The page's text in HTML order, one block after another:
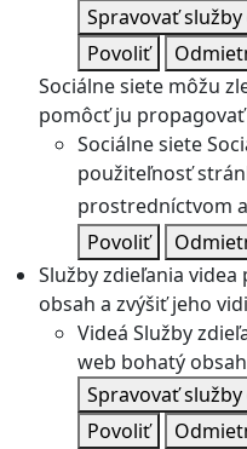
Spravovať služby
Povoliť
Sociálne siete môžu
pomôcť ju
Sociálne siete
použiteľnosť
prostredníctvom
Povoliť
Služby zdieľania
obsah a zvýšiť jeho
Videá Služby
web bohatý
Spravovať služby
Povoliť